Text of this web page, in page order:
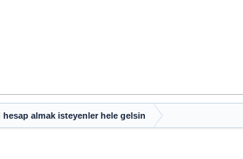
almak isteyenler hele gelsin